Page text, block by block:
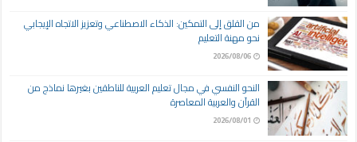
من القلق إلى التمكين: الذكاء الاصطناعي وتعزيز الاتجاه الإيجابي
نحو مهنة التعليم
2026/08/06
النحو النفسي في مجال تعليم العربية للناطقين بغيرها نماذج من
القرآن والعربية المعاصرة
2026/08/01